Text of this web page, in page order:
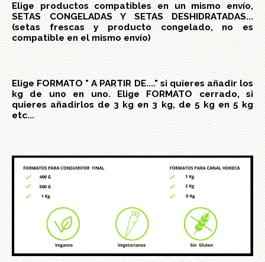
Elige productos compatibles en un mismo envío,
SETAS CONGELADAS Y SETAS DESHIDRATADAS...
(setas frescas y producto congelado, no es
compatible en el mismo envío)
Elige FORMATO " A PARTIR DE...." si quieres añadir los
kg de uno en uno. Elige FORMATO cerrado, si
quieres añadirlos de 3 kg en 3 kg, de 5 kg en 5 kg
etc...